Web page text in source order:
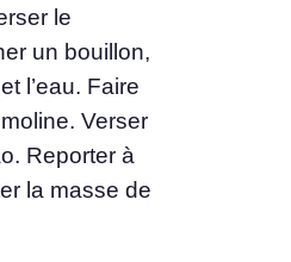
le
un bouillon,
l’eau. Faire
Verser
Reporter à
la masse de